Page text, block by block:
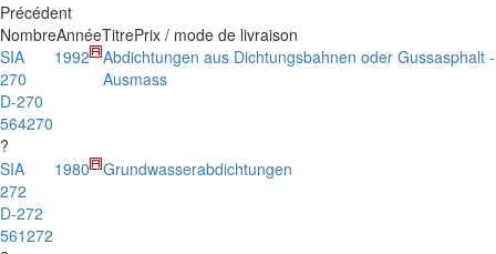
Précédent
NombreAnnéeTitrePrix / mode de livraison
SIA
270
D-270
564270
?
1992
Abdichtungen aus Dichtungsbahnen oder Gussasphalt
Ausmass
SIA
272
D-272
561272
1980 Grundwasserabdichtungen